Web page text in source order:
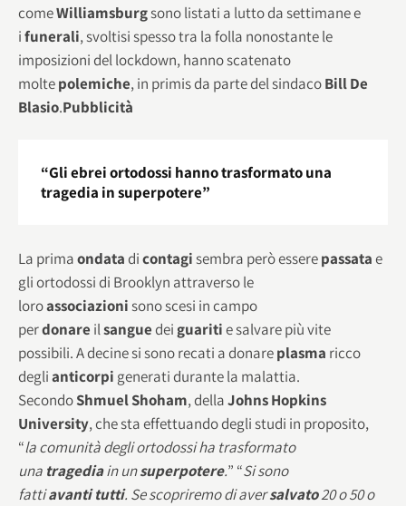
comeWilliamsburgsono listati a lutto da settimane e
ifunerali, svoltisi spesso tra la folla nonostante le
imposizioni del lockdown, hanno scatenato
moltepolemiche, in primis da parte del sindacoBill De
Blasio.Pubblicità
“Gli ebrei ortodossi hanno trasformato una
tragedia in superpotere”
La primaondata dicontagisembra però esserepassatae
gli ortodossi di Brooklyn attraverso le
loroassociazionisono scesi in campo
perdonare ilsangue dei guaritie salvare più vite
possibili. A decine si sono recati a donareplasma ricco
deglianticorpi generati durante la malattia.
SecondoShmuel Shoham, dellaJohns Hopkins
University, che sta effettuando degli studi in proposito,
“la comunità degli ortodossi ha trasformato
una tragediain unsuperpotere.” “Si sono
fattiavanti tutti. Se scopriremo di aversalvato20 o 50 o